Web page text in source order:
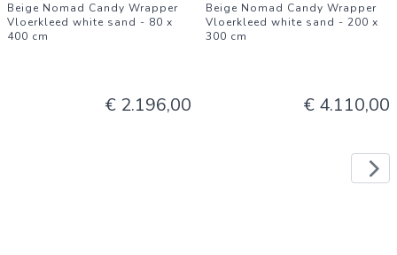
Beige Nomad Candy Wrapper
Vloerkleed white sand - 80 x
400 cm
€ 2.196,00
Beige Nomad Candy Wrapper
Vloerkleed white sand - 200 x
300 cm
€ 4.110,00